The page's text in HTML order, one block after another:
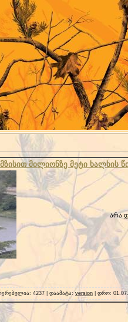
მილიონზე მეტი ხალხის
არა
4237 | დაამატა:version | დრო: